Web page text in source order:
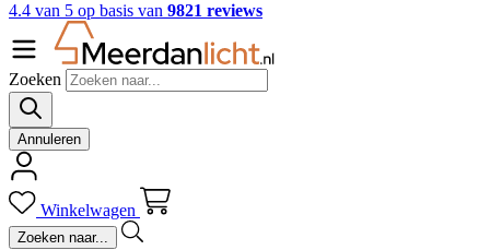
4.4 van 5 op basis van 9821 reviews
Zoeken
Annuleren
Winkelwagen